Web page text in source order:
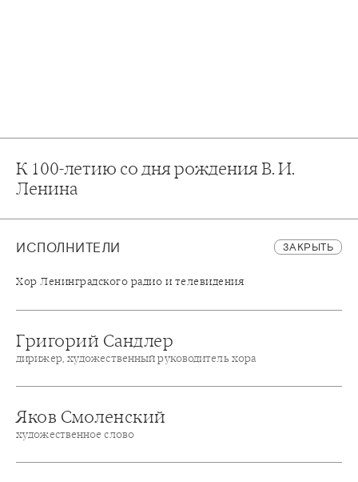
К 100-летию со дня рождения В. И.
Ленина
ИСПОЛНИТЕЛИ ЗАКРЫТЬ
Хор Ленинградского радио и телевидения
Григорий Сандлер
дирижер, художественный руководитель хора
Яков Смоленский
художественное слово